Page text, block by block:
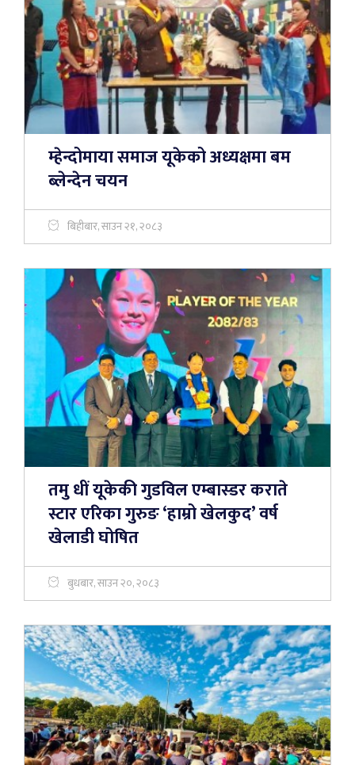
म्हेन्दोमाया समाज यूकेको अध्यक्षमा बम
ब्लेन्देन चयन
बिहीबार, साउन २१, २०८३
तमु धीं यूकेकी गुडविल एम्बास्डर कराते
स्टार एरिका गुरुङ ‘हाम्रो खेलकुद’ वर्ष
खेलाडी घोषित
बुधबार, साउन २०, २०८३